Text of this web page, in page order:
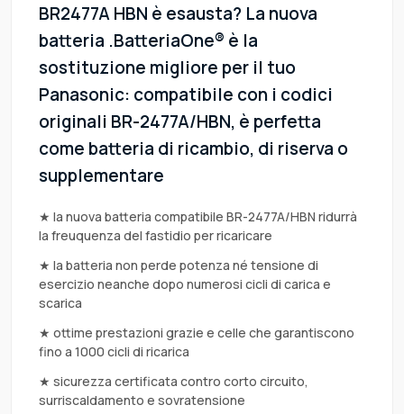
BR2477A HBN è esausta? La nuova
batteria .BatteriaOne® è la
sostituzione migliore per il tuo
Panasonic: compatibile con i codici
originali BR-2477A/HBN, è perfetta
come batteria di ricambio, di riserva o
supplementare
★ la nuova batteria compatibile BR-2477A/HBN ridurrà
la freuquenza del fastidio per ricaricare
★ la batteria non perde potenza né tensione di
esercizio neanche dopo numerosi cicli di carica e
scarica
★ ottime prestazioni grazie e celle che garantiscono
fino a 1000 cicli di ricarica
★ sicurezza certificata contro corto circuito,
surriscaldamento e sovratensione